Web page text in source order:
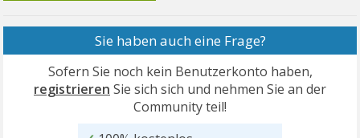
Sie haben auch eine Frage?
Sofern Sie noch kein Benutzerkonto haben,
registrieren Sie sich sich und nehmen Sie an der
Community teil!